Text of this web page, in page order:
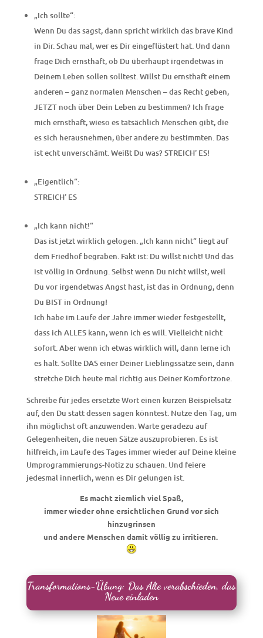
„Ich sollte“:
Wenn Du das sagst, dann spricht wirklich das brave Kind
in Dir. Schau mal, wer es Dir eingeflüstert hat. Und dann
frage Dich ernsthaft, ob Du überhaupt irgendetwas in
Deinem Leben sollen solltest. Willst Du ernsthaft einem
anderen – ganz normalen Menschen – das Recht geben,
JETZT noch über Dein Leben zu bestimmen? Ich frage
mich ernsthaft, wieso es tatsächlich Menschen gibt, die
es sich herausnehmen, über andere zu bestimmten. Das
ist echt unverschämt. Weißt Du was? STREICH‘ ES!
„Eigentlich“:
STREICH‘ ES
„Ich kann nicht!“
Das ist jetzt wirklich gelogen. „Ich kann nicht“ liegt auf
dem Friedhof begraben. Fakt ist: Du willst nicht! Und das
ist völlig in Ordnung. Selbst wenn Du nicht willst, weil
Du vor irgendetwas Angst hast, ist das in Ordnung, denn
Du BIST in Ordnung!
Ich habe im Laufe der Jahre immer wieder festgestellt,
dass ich ALLES kann, wenn ich es will. Vielleicht nicht
sofort. Aber wenn ich etwas wirklich will, dann lerne ich
es halt. Sollte DAS einer Deiner Lieblingssätze sein, dann
stretche Dich heute mal richtig aus Deiner Komfortzone.
Schreibe für jedes ersetzte Wort einen kurzen Beispielsatz
auf, den Du statt dessen sagen könntest. Nutze den Tag, um
ihn möglichst oft anzuwenden. Warte geradezu auf
Gelegenheiten, die neuen Sätze auszuprobieren. Es ist
hilfreich, im Laufe des Tages immer wieder auf Deine kleine
Umprogrammierungs-Notiz zu schauen. Und feiere
jedesmal innerlich, wenn es Dir gelungen ist.
Es macht ziemlich viel Spaß,
immer wieder ohne ersichtlichen Grund vor sich
hinzugrinsen
und andere Menschen damit völlig zu irritieren.
Transformations-Übung: Das Alte verabschieden, das
Neue einladen